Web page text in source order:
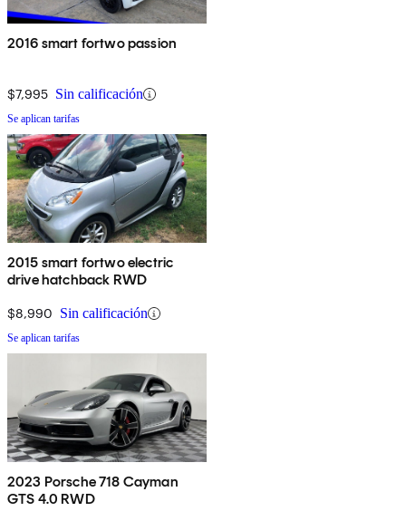
2016 smart fortwo passion
$7,995 Sin calificación
Se aplican tarifas
2015 smart fortwo electric
drive hatchback RWD
$8,990 Sin calificación
Se aplican tarifas
2023 Porsche 718 Cayman
GTS 4.0 RWD